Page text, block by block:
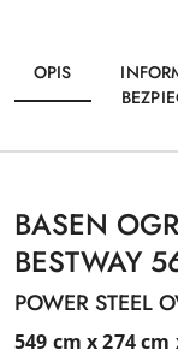
OPIS
BASEN
BESTWAY
POWER STEEL
549 cm x 274 cm